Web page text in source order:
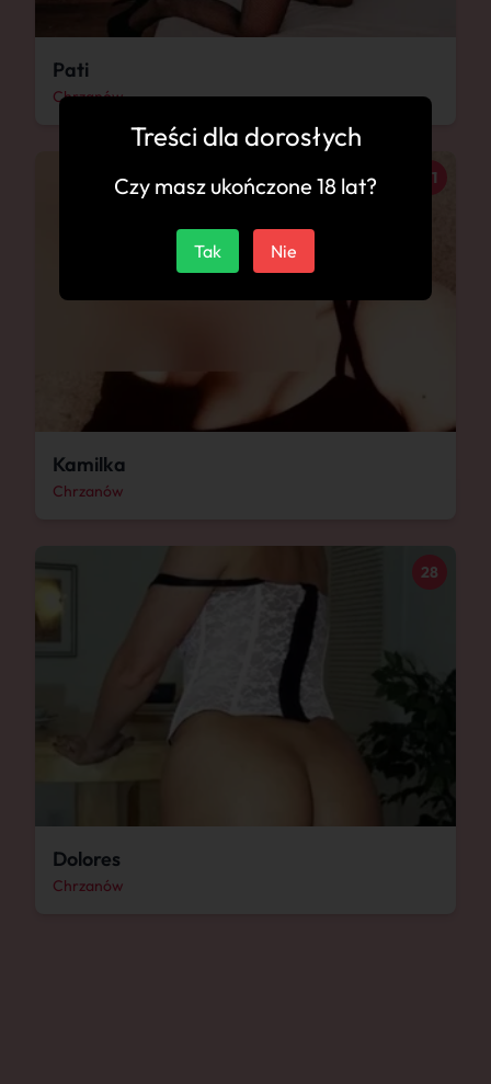
Pati
Chrzanów
21
Kamilka
Chrzanów
28
Dolores
Chrzanów
Treści dla dorosłych
Czy masz ukończone 18 lat?
Tak Nie